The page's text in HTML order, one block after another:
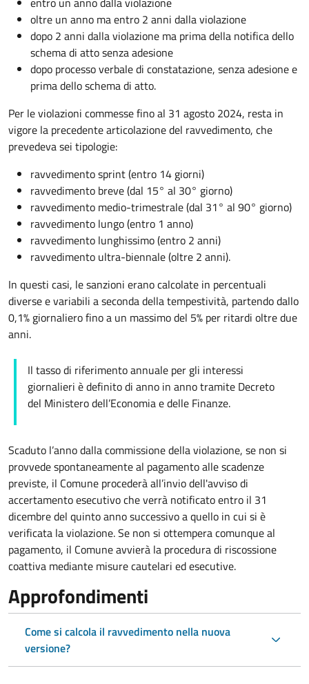
oltre un anno ma entro 2 anni dalla violazione
dopo 2 anni dalla violazione ma prima della notifica dello
schema di atto senza adesione
dopo processo verbale di constatazione, senza adesione e
prima dello schema di atto.
Per le violazioni commesse fino al 31 agosto 2024, resta in
vigore la precedente articolazione del ravvedimento, che
prevedeva sei tipologie:
ravvedimento sprint (entro 14 giorni)
ravvedimento breve (dal 15° al 30° giorno)
ravvedimento medio-trimestrale (dal 31° al 90° giorno)
ravvedimento lungo (entro 1 anno)
ravvedimento lunghissimo (entro 2 anni)
ravvedimento ultra-biennale (oltre 2 anni).
In questi casi, le sanzioni erano calcolate in percentuali
diverse e variabili a seconda della tempestività, partendo dallo
0,1% giornaliero fino a un massimo del 5% per ritardi oltre due
anni.
Il tasso di riferimento annuale per gli interessi
giornalieri è definito di anno in anno tramite Decreto
del Ministero dell’Economia e delle Finanze.
Scaduto l’anno dalla commissione della violazione, se non si
provvede spontaneamente al pagamento alle scadenze
previste, il Comune procederà all’invio dell'avviso di
accertamento esecutivo che verrà notificato entro il 31
dicembre del quinto anno successivo a quello in cui si è
verificata la violazione. Se non si ottempera comunque al
pagamento, il Comune avvierà la procedura di riscossione
coattiva mediante misure cautelari ed esecutive.
Approfondimenti
Come si calcola il ravvedimento nella nuova
versione?